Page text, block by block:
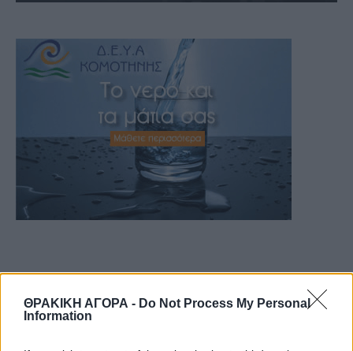
ΘΡΑΚΙΚΗ ΑΓΟΡΑ - Do Not Process My Personal
Information